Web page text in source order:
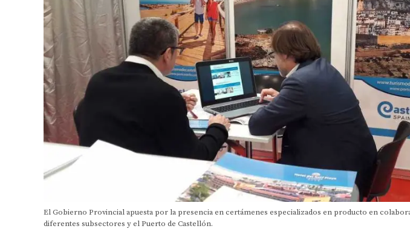
El Gobierno Provincial apuesta por la presencia en certámenes especializados en producto en
diferentes subsectores y el Puerto de Castellón.